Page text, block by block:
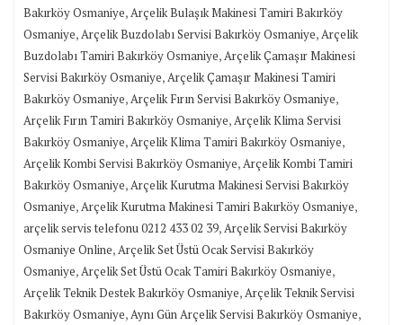
Bakırköy Osmaniye,Arçelik Bulaşık Makinesi Tamiri Bakırköy
Osmaniye,Arçelik Buzdolabı Servisi Bakırköy Osmaniye,Arçelik
Buzdolabı Tamiri Bakırköy Osmaniye,Arçelik Çamaşır Makinesi
Servisi Bakırköy Osmaniye,Arçelik Çamaşır Makinesi Tamiri
Bakırköy Osmaniye,Arçelik Fırın Servisi Bakırköy Osmaniye,
Arçelik Fırın Tamiri Bakırköy Osmaniye,Arçelik Klima Servisi
Bakırköy Osmaniye,Arçelik Klima Tamiri Bakırköy Osmaniye,
Arçelik Kombi Servisi Bakırköy Osmaniye,Arçelik Kombi Tamiri
Bakırköy Osmaniye,Arçelik Kurutma Makinesi Servisi Bakırköy
Osmaniye,Arçelik Kurutma Makinesi Tamiri Bakırköy Osmaniye,
arçelik servis telefonu 0212 433 02 39,Arçelik Servisi Bakırköy
Osmaniye Online,Arçelik Set Üstü Ocak Servisi Bakırköy
Osmaniye,Arçelik Set Üstü Ocak Tamiri Bakırköy Osmaniye,
Arçelik Teknik Destek Bakırköy Osmaniye,Arçelik Teknik Servisi
Bakırköy Osmaniye,Aynı Gün Arçelik Servisi Bakırköy Osmaniye,